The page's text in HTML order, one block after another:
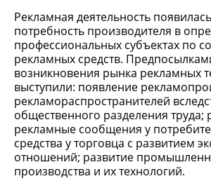
Рекламная деятельность
потребность производителя в
профессиональных субъектах по
рекламных средств.
возникновения рынка рекламных
выступили: появление
рекламораспространителей
общественного разделения труда;
рекламные сообщения у
средства у торговца с развитием
отношений; развитие
производства и их технологий.